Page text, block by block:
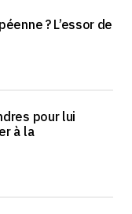
? L’essor de
pour lui
à la